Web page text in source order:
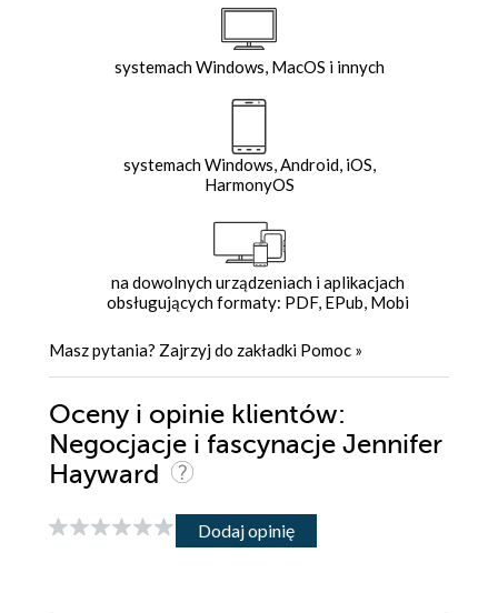
systemach Windows, MacOS i innych
systemach Windows, Android, iOS,
HarmonyOS
na dowolnych urządzeniach i aplikacjach
obsługujących formaty: PDF, EPub, Mobi
Masz pytania? Zajrzyj do zakładki Pomoc »
Oceny i opinie klientów:
Negocjacje i fascynacje Jennifer
Hayward
Dodaj opinię